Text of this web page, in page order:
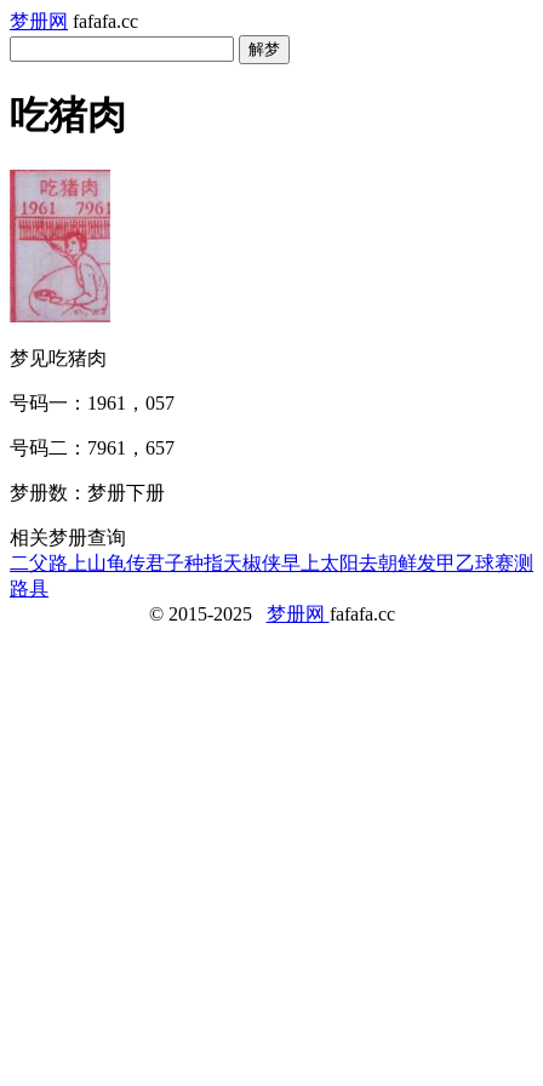
梦册网 fafafa.cc
吃猪肉
梦见吃猪肉
号码一：1961，057
号码二：7961，657
梦册数：梦册下册
相关梦册查询
二父路上山龟传君子种指天椒侠早上太阳去朝鲜发甲乙球赛测
路具
© 2015-2025 梦册网 fafafa.cc